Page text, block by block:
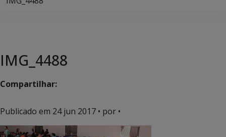
IMG_4488
Compartilhar:
Publicado em 24 jun 2017 • por •